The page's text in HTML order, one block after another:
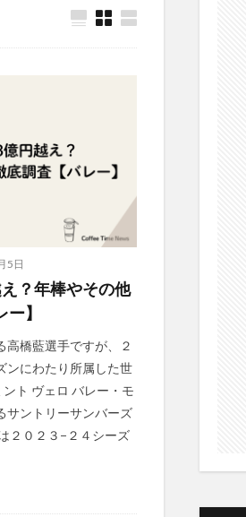
5日
？年棒やその他
】
高橋藍選手ですが、２
ンにわたり所属した世
ト ヴェロ バレー・モ
サントリーサンバーズ
２０２３−２４シーズ